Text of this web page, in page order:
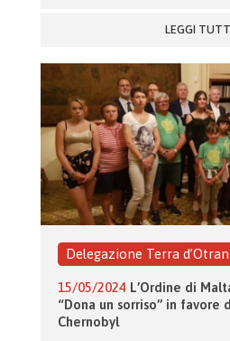
LEGGI
Delegazione Terra
15/05/2024 L’Ordine di
“Dona un sorriso” in favore
Chernobyl